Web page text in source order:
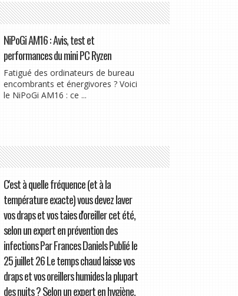
NiPoGi AM16 : Avis, test et
performances du mini PC Ryzen
Fatigué des ordinateurs de bureau
encombrants et énergivores ? Voici
le NiPoGi AM16 : ce ...
C'est à quelle fréquence (et à la
température exacte) vous devez laver
vos draps et vos taies d'oreiller cet été,
selon un expert en prévention des
infections Par Frances Daniels Publié le
25 juillet 26 Le temps chaud laisse vos
draps et vos oreillers humides la plupart
des nuits ? Selon un expert en hygiène,